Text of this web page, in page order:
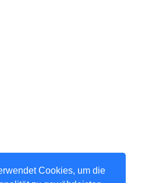
Cookies, um die